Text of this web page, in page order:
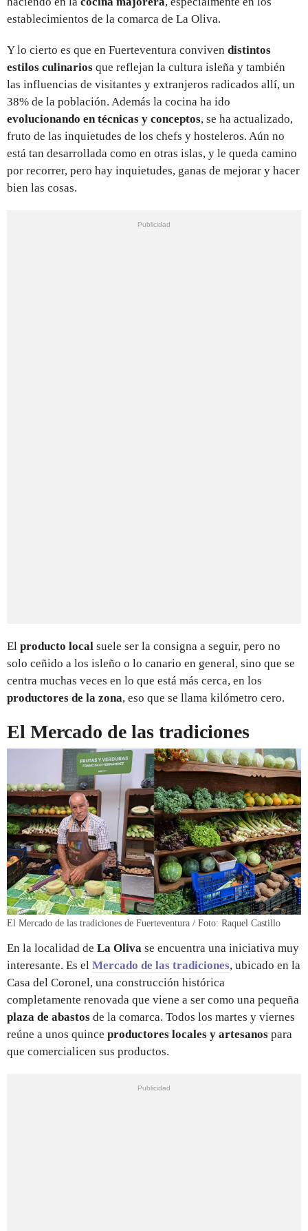
establecimientos de la comarca de La Oliva.
Y lo cierto es que en Fuerteventura conviven distintos
estilos culinarios que reflejan la cultura isleña y también
las influencias de visitantes y extranjeros radicados allí, un
38% de la población. Además la cocina ha ido
evolucionando en técnicas y conceptos, se ha actualizado,
fruto de las inquietudes de los chefs y hosteleros. Aún no
está tan desarrollada como en otras islas, y le queda camino
por recorrer, pero hay inquietudes, ganas de mejorar y hacer
bien las cosas.
El producto local suele ser la consigna a seguir, pero no
solo ceñido a los isleño o lo canario en general, sino que se
centra muchas veces en lo que está más cerca, en los
productores de la zona, eso que se llama kilómetro cero.
El Mercado de las tradiciones
El Mercado de las tradiciones de Fuerteventura / Foto: Raquel Castillo
En la localidad de La Oliva se encuentra una iniciativa muy
interesante. Es el Mercado de las tradiciones, ubicado en la
Casa del Coronel, una construcción histórica
completamente renovada que viene a ser como una pequeña
plaza de abastos de la comarca. Todos los martes y viernes
reúne a unos quince productores locales y artesanos para
que comercialicen sus productos.